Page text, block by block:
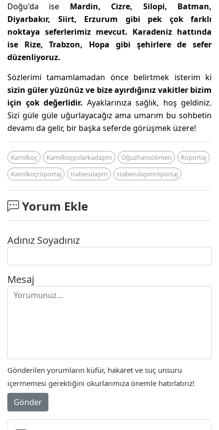
Doğu'da ise Mardin, Cizre, Silopi, Batman,
Diyarbakır, Siirt, Erzurum gibi pek çok farklı
noktaya seferlerimiz mevcut. Karadeniz hattında
ise Rize, Trabzon, Hopa gibi şehirlere de sefer
düzenliyoruz.
Sözlerimi tamamlamadan önce belirtmek isterim ki
sizin güler yüzünüz ve bize ayırdığınız vakitler bizim
için çok değerlidir. Ayaklarınıza sağlık, hoş geldiniz.
Sizi güle güle uğurlayacağız ama umarım bu sohbetin
devamı da gelir, bir başka seferde görüşmek üzere!
Kamilkoç Kamilkoçyolarkadaşım Oğuzhansökmen
Röportaj
Kamilkoçröportaj
Haberulaşım Haberulaşımröportaj
Yorum Ekle
Adınız Soyadınız
Mesaj
Gönderilen yorumların küfür, hakaret ve suç unsuru
içermemesi gerektiğini okurlarımıza önemle hatırlatırız!
Gönder